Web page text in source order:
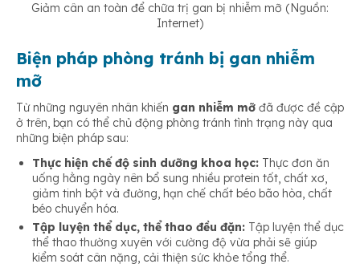
Giảm cân an toàn để chữa trị gan bị nhiễm mỡ (Nguồn:
Internet)
Biện pháp phòng tránh bị gan nhiễm
mỡ
Từ những nguyên nhân khiến gan nhiễm mỡ đã được đề cập
ở trên, bạn có thể chủ động phòng tránh tình trạng này qua
những biện pháp sau:
Thực hiện chế độ sinh dưỡng khoa học: Thực đơn ăn
uống hằng ngày nên bổ sung nhiều protein tốt, chất xơ,
giảm tinh bột và đường, hạn chế chất béo bão hòa, chất
béo chuyển hóa.
Tập luyện thể dục, thể thao đều đặn: Tập luyện thể dục
thể thao thường xuyên với cường độ vừa phải sẽ giúp
kiểm soát cân nặng, cải thiện sức khỏe tổng thể.